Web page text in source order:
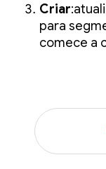
Criar
para
comece a